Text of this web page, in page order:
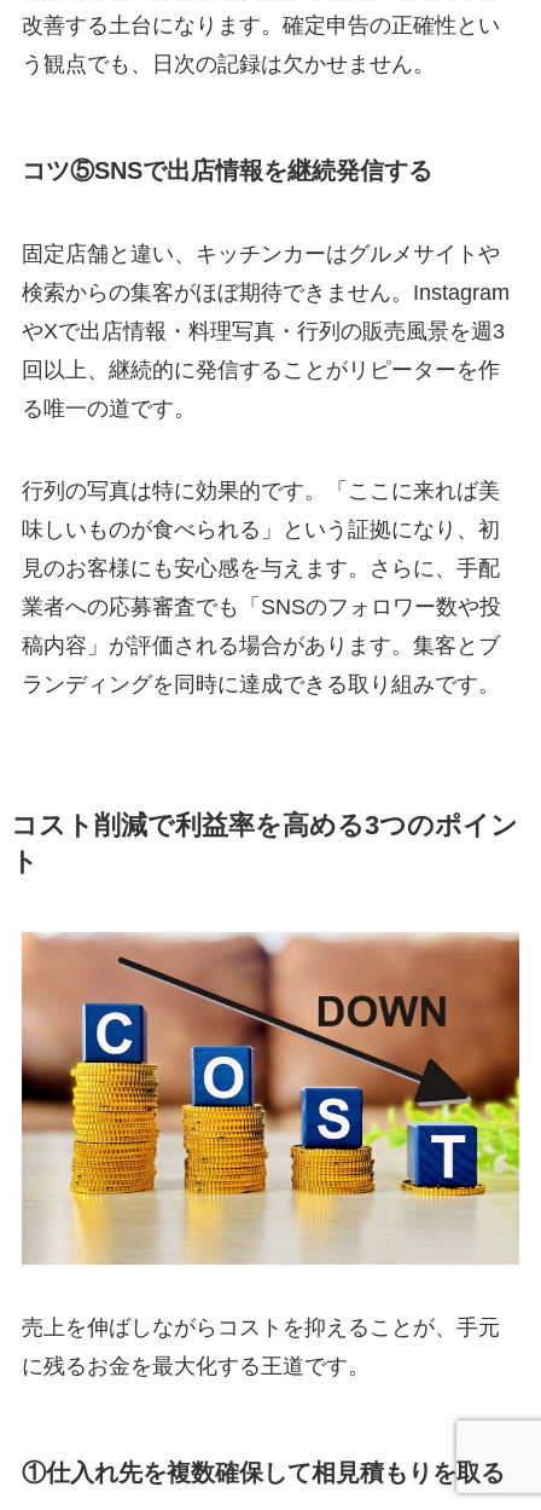
改善する土台になります。確定申告の正確性とい
う観点でも、日次の記録は欠かせません。
コツ⑤SNSで出店情報を継続発信する
固定店舗と違い、キッチンカーはグルメサイトや
検索からの集客がほぼ期待できません。Instagram
やXで出店情報・料理写真・行列の販売風景を週3
回以上、継続的に発信することがリピーターを作
る唯一の道です。
行列の写真は特に効果的です。「ここに来れば美
味しいものが食べられる」という証拠になり、初
見のお客様にも安心感を与えます。さらに、手配
業者への応募審査でも「SNSのフォロワー数や投
稿内容」が評価される場合があります。集客とブ
ランディングを同時に達成できる取り組みです。
コスト削減で利益率を高める3つのポイン
ト
売上を伸ばしながらコストを抑えることが、手元
に残るお金を最大化する王道です。
①仕入れ先を複数確保して相見積もりを取る